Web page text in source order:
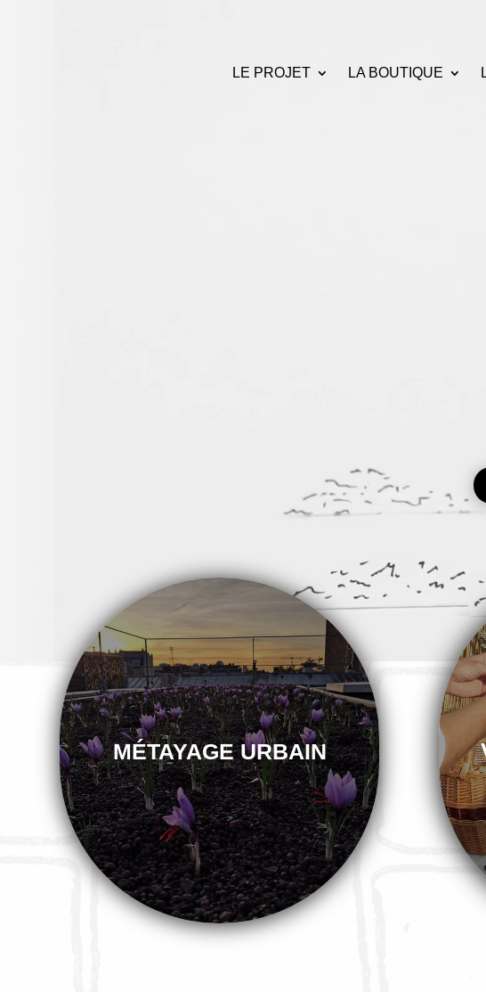
LE PROJET LA BOUTIQUE
MÉTAYAGE URBAIN